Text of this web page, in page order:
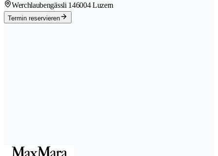
Werchlaubengässli 146004 Luzern
Termin reservieren